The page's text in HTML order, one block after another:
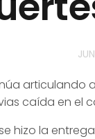
caída en el
hizo la